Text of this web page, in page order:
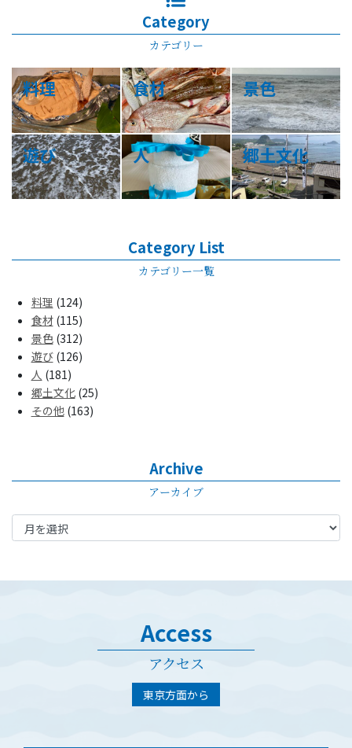
Category
カテゴリー
料理 食材 景色
遊び 人 郷土文化
Category List
カテゴリー一覧
料理 (124)
食材(115)
景色(312)
遊び(126)
人 (181)
郷土文化(25)
その他(163)
Archive
アーカイブ
Access
アクセス
東京方面から